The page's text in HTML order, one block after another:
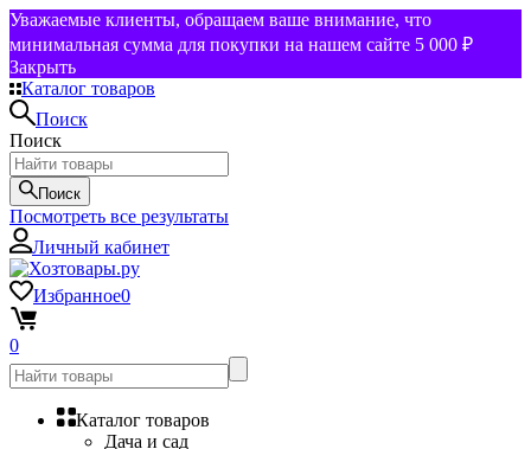
Уважаемые клиенты, обращаем ваше внимание, что
минимальная сумма для покупки на нашем сайте 5 000 ₽
Закрыть
Каталог товаров
Поиск
Поиск
Поиск
Посмотреть все результаты
Личный кабинет
Избранное0
0
Каталог товаров
Дача и сад